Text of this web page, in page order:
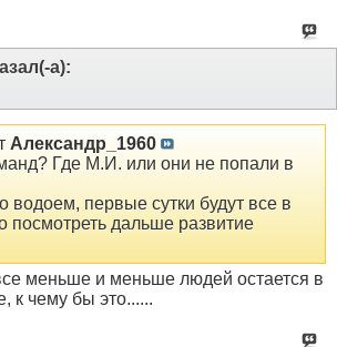
а):
Александр_1960
Где М.И. или они не попали в
водоем, первые сутки будут все в
посмотреть дальше развитие
меньше и меньше людей остается в
чему бы это......